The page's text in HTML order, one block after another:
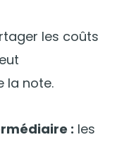
les coûts
la note.
: les